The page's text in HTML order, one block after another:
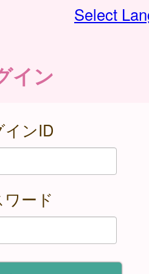
Select
イン
インID
ード